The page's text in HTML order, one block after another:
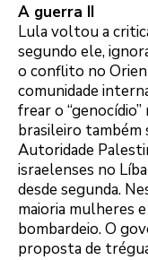
A guerra II
Lula voltou a
segundo ele,
o conflito no
comunidade
frear o “genocídio”
brasileiro também
Autoridade
israelenses no
desde segunda.
maioria mulheres
bombardeio. O
proposta de